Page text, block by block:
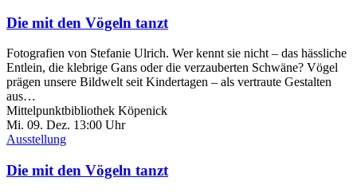
Die mit den Vögeln tanzt
Fotografien von Stefanie Ulrich. Wer kennt sie nicht – das hässliche
Entlein, die klebrige Gans oder die verzauberten Schwäne? Vögel
prägen unsere Bildwelt seit Kindertagen – als vertraute Gestalten
aus…
Mittelpunktbibliothek Köpenick
Mi. 09. Dez. 13:00 Uhr
Ausstellung
Die mit den Vögeln tanzt